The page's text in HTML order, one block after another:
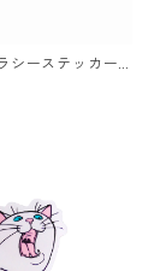
シーステッカー